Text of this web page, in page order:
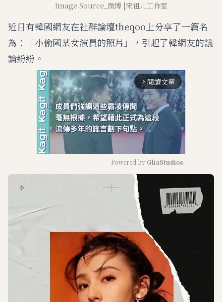
Image Source_微博 |宋祖儿工作室
近日有韓國網友在社群論壇theqoo上分享了一篇名
為：「小偷國某女演員的照片」，引起了韓網友的議
論紛紛。
arrow_forward_ios 閱讀文章
Powered by GliaStudios